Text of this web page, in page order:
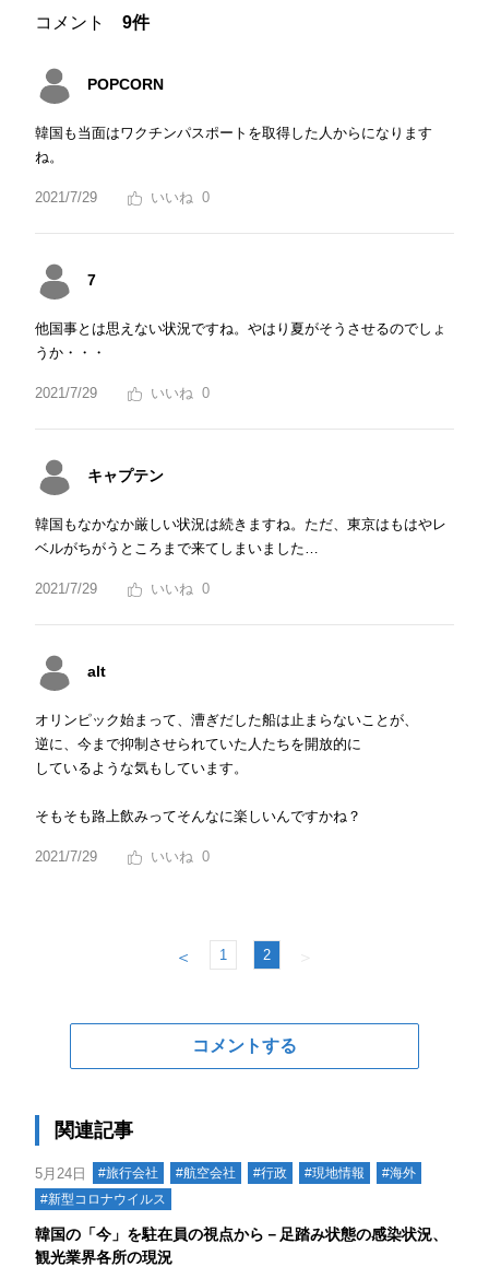
コメント 9件
POPCORN
韓国も当面はワクチンパスポートを取得した人からになります
ね。
2021/7/29 0
7
他国事とは思えない状況ですね。やはり夏がそうさせるのでしょ
うか・・・
2021/7/29 0
キャプテン
韓国もなかなか厳しい状況は続きますね。ただ、東京はもはやレ
ベルがちがうところまで来てしまいました…
2021/7/29 0
alt
オリンピック始まって、漕ぎだした船は止まらないことが、
逆に、今まで抑制させられていた人たちを開放的に
しているような気もしています。
そもそも路上飲みってそんなに楽しいんですかね？
2021/7/29 0
＜ 1 2 ＞
コメントする
関連記事
5月24日 #旅行会社 #航空会社 #行政 #現地情報
#海外
#新型コロナウイルス
韓国の「今」を駐在員の視点から－足踏み状態の感染状況、
観光業界各所の現況